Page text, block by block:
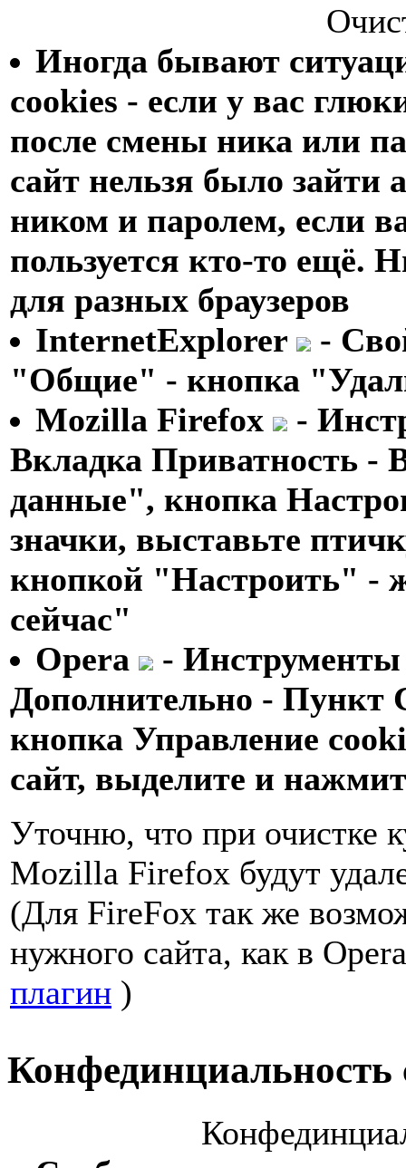
Иногда бывают
cookies - если у вас
после смены ника или
сайт нельзя было зайти
ником и паролем, если
пользуется кто-то ещё.
для разных браузеров
InternetExplorer
-
"Общие" - кнопка
Mozilla Firefox
-
Вкладка Приватность -
данные", кнопка
значки, выставьте
кнопкой "Настроить" -
сейчас"
Opera
-
Дополнительно - Пункт
кнопка Управление
сайт, выделите и
Уточню, что при очистке
Mozilla Firefox будут
(Для FireFox так же
нужного сайта, как в
плагин )